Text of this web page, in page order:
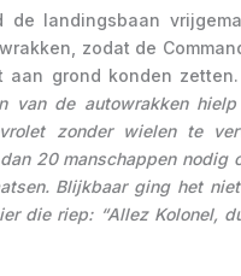
de landingsbaan
zodat de
aan grond konden zetten.
van de autowrakken hielp
zonder wielen te
20 manschappen nodig
Blijkbaar ging het
die riep: “Allez Kolonel,